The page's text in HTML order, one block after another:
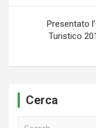
Presentato
Turistico
Cerca